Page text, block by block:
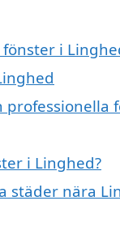
i
i Linghed?
städer nära